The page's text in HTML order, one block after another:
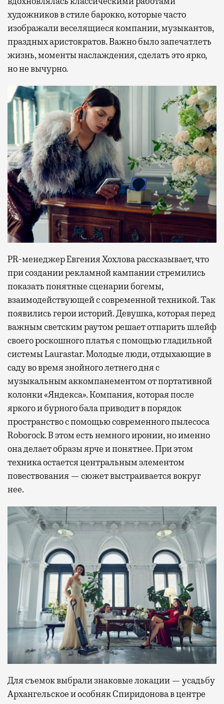
художников в стиле барокко, которые часто
изображали веселящиеся компании, музыкантов,
праздных аристократов. Важно было запечатлеть
жизнь, моменты наслаждения, сделать это ярко,
но не вычурно.
PR-менеджер Евгения Хохлова рассказывает, что
при создании рекламной кампании стремились
показать понятные сценарии богемы,
взаимодействующей с современной техникой. Так
появились герои историй. Девушка, которая перед
важным светским раутом решает отпарить шлейф
своего роскошного платья с помощью гладильной
системы Laurastar. Молодые люди, отдыхающие в
саду во время знойного летнего дня с
музыкальным аккомпанементом от портативной
колонки «Яндекса». Компания, которая после
яркого и бурного бала приводит в порядок
пространство с помощью современного пылесоса
Roborock. В этом есть немного иронии, но именно
она делает образы ярче и понятнее. При этом
техника остается центральным элементом
повествования — сюжет выстраивается вокруг
нее.
Для съемок выбрали знаковые локации — усадьбу
Архангельское и особняк Спиридонова в центре